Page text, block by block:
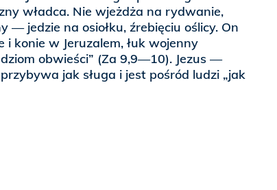
władca. Nie wjeżdża na rydwanie,
— jedzie na osiołku, źrebięciu oślicy. On
konie w Jeruzalem, łuk wojenny
obwieści” (Za 9,9—10). Jezus —
jak sługa i jest pośród ludzi „jak